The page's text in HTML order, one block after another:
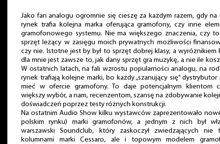
Jako fan analogu ogromnie się cieszę za każdym razem, gdy na
rynek trafia kolejna marka oferująca gramofony, czy inne
gramofonowego systemu. Nie ma większego znaczenia, czy
sprzęt leżący w zasięgu moich prywatnych możliwości
czy nie. Istotne jest by był to sprzęt dobrej klasy, a wyróżnikiem
dla mnie jest zawsze to, jak dany sprzęt gra muzykę, a nie ile
W ostatnich latach, na fali wzrostu popularności analogu, na
rynek trafiają kolejne marki, bo każdy „szanujący się” dystrybutor
mieć w ofercie gramofony. To daje potencjalnym klientom
większy wybór, a nam, recenzentom, szansę na zdobywanie
doświadczeń poprzez testy różnych konstrukcji.
Na ostatnim Audio Show kilku wystawców zaprezentowało
polskim rynku) marki gramofonów, a jednym z nich był
warszawski Soundclub, który zaskoczył zwiedzających nie
kolumnami marki Cessaro, ale i topowym modelem